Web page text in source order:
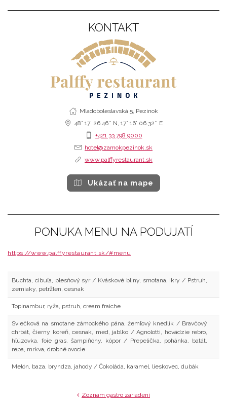
KONTAKT
Mladoboleslavská 5, Pezinok
48° 17’ 26.46’’ N, 17° 16’ 06.32’’ E
+421 33 798 9000
hotel@zamokpezinok.sk
www.palffyrestaurant.sk
Ukázať na mape
PONUKA MENU NA PODUJATÍ
https://www.palffyrestaurant.sk/#menu
Buchta, cibuľa, plesňový syr / Kváskové bliny, smotana, ikry / Pstruh,
zemiaky, petržlen, cesnak
Topinambur, ryža, pstruh, cream fraiche
Sviečková na smotane zámockého pána, žemľový knedlík / Bravčový
chrbát, čierny koreň, cesnak, med, jablko / Agnolotti, hovädzie rebro,
hľúzovka, foie gras, šampiňóny, kôpor / Prepelička, pohánka, batát,
repa, mrkva, drobné ovocie
Melón, baza, bryndza, jahody / Čokoláda, karamel, lieskovec, dubák
Zoznam gastro zariadení